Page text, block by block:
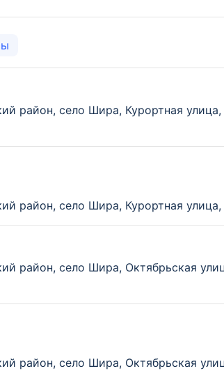
район, село Шира, Курортная улица,
район, село Шира, Курортная улица,
район, село Шира, Октябрьская
район, село Шира, Октябрьская